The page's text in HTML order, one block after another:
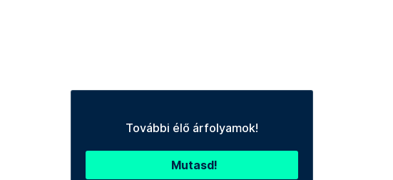
További élő árfolyamok!
Mutasd!